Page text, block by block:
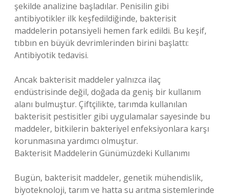
şekilde analizine başladılar. Penisilin gibi
antibiyotikler ilk keşfedildiğinde, bakterisit
maddelerin potansiyeli hemen fark edildi. Bu keşif,
tıbbın en büyük devrimlerinden birini başlattı:
Antibiyotik tedavisi.
Ancak bakterisit maddeler yalnızca ilaç
endüstrisinde değil, doğada da geniş bir kullanım
alanı bulmuştur. Çiftçilikte, tarımda kullanılan
bakterisit pestisitler gibi uygulamalar sayesinde bu
maddeler, bitkilerin bakteriyel enfeksiyonlara karşı
korunmasına yardımcı olmuştur.
Bakterisit Maddelerin Günümüzdeki Kullanımı
Bugün, bakterisit maddeler, genetik mühendislik,
biyoteknoloji, tarım ve hatta su arıtma sistemlerinde